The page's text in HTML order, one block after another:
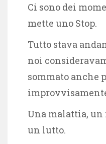
Ci sono dei
mette uno Stop.
Tutto stava
noi
sommato anche
Una malattia,
un lutto.